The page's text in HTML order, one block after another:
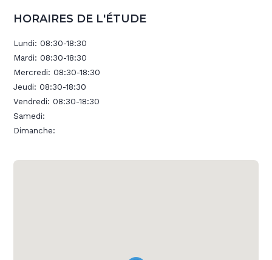
HORAIRES DE L'ÉTUDE
Lundi:08:30-18:30
Mardi:08:30-18:30
Mercredi:08:30-18:30
Jeudi:08:30-18:30
Vendredi:08:30-18:30
Samedi:
Dimanche: